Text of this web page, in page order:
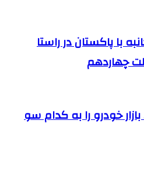
با پاکستان در راستا
چهاردهم
خودرو را به کدام سو